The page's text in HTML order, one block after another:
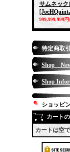
サムネック
999,999,999円
特定商取
Shop
Shop
ショッピ
カート
カートは空で